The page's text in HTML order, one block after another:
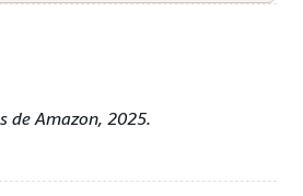
de Amazon, 2025.